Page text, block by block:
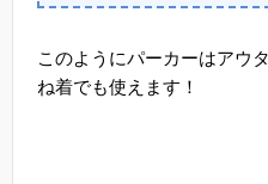
このようにパーカーはアウ
ね着でも使えます！